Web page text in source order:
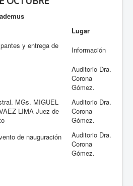
Lugar
y entrega de
Información
Auditorio Dra.
Corona
Gómez.
MGs. MIGUEL
LIMA Juez de
Auditorio Dra.
Corona
Gómez.
de nauguración
Auditorio Dra.
Corona
Gómez.